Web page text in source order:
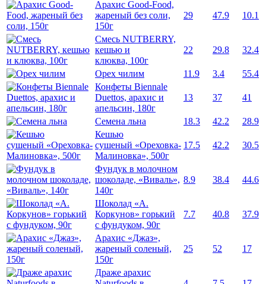
Арахис Good-Food,
жареный без соли,
150г
29 47.9 10.1
Смесь NUTBERRY,
кешью и
клюква, 100г
22 29.8 32.4
Орех чилим 11.9 3.4
55.4
Конфеты Biennale
Duettos, арахис и
апельсин, 180г
13 37 41
Семена льна 18.3 42.2
28.9
Кешью
сушеный «Ореховка-
Малиновка», 500г
17.5 42.2 30.5
Фундук в молочном
шоколаде, «Виваль»,
140г
8.9 38.4 44.6
Шоколад «А.
Коркунов» горький
с фундуком, 90г
7.7 40.8 37.9
Арахис «Джаз»,
жареный соленый,
150г
25 52 17
Драже арахис